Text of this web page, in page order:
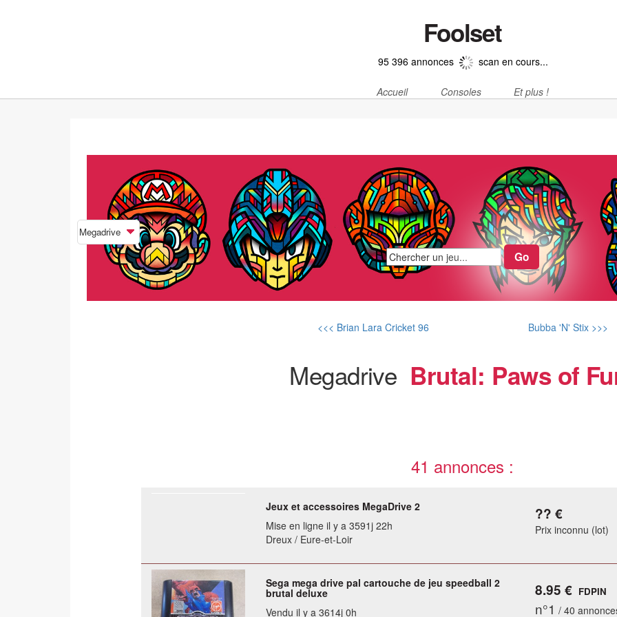
Foolset
95 396 annonces scan en cours...
Accueil Consoles Et plus !
<<< Brian Lara Cricket 96 Bubba 'N' Stix >>>
Megadrive Brutal: Paws of
41 annonces :
Jeux et accessoires MegaDrive 2
Mise en ligne il y a 3591j 22h
Dreux / Eure-et-Loir
?? €
Prix inconnu (lot)
Sega mega drive pal cartouche de jeu speedball 2
brutal deluxe
Vendu il y a 3614j 0h
8.95 € FDPIN
n°1 / 40